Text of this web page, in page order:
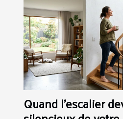
Quand l'escalier